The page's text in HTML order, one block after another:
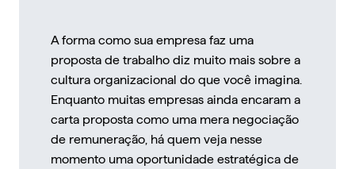
A forma como sua empresa faz uma
proposta de trabalho diz muito mais sobre a
cultura organizacional do que você imagina.
Enquanto muitas empresas ainda encaram a
carta proposta como uma mera negociação
de remuneração, há quem veja nesse
momento uma oportunidade estratégica de